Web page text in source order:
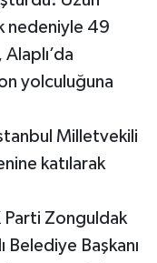
nedeniyle 49
yolculuğuna
Milletvekili
katılarak
Parti Zonguldak
Başkanı